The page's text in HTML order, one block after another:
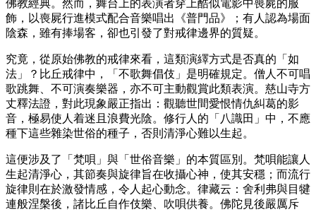
佛教經典。然而，舞台上的表演者穿上酷似電影中喪屍的服
飾，以喪屍行進模式配合音樂唱出《普門品》；有人認為場面
陰森，雖有捧場客，卻也引發了對戒律邊界的質疑。
究竟，從原始佛教的戒律來看，這類演繹方式是否真的「如
法」？比丘戒律中，「不歌舞倡伎」是明確規定。僧人不可唱
歌跳舞、不可演奏樂器，亦不可主動觀賞此類表演。慈山寺方
丈釋法證，對此現象嚴正指出：觀聽世間愛恨情仇糾葛的影
音，極易使人着迷且浪費光陰。修行人的「八識田」中，不應
種下這些雜染世俗的種子，否則清淨心難以生起。
這便涉及了「梵唄」與「世俗音樂」的本質區別。梵唄能讓人
生起清淨心，其節奏與旋律旨在收攝心神，使其安穩；而流行
旋律則在於激發情感，令人起心動念。律藏云：舍利弗與目犍
連般涅槃後，諸比丘自作伎樂、吹唄供養。佛陀見後嚴厲斥